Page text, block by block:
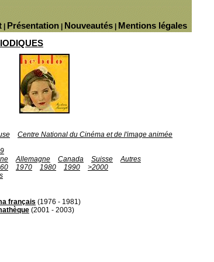
Mentions légales
Nouveautés
Présentation
Centre National du Cinéma et de l'image animée
Allemagne Canada Suisse
Autres
1970 1980 1990
>2000
français (1976 - 1981)
(2001 - 2003)